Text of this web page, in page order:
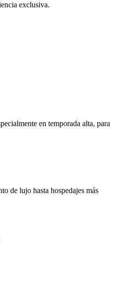
exclusiva.
en temporada alta, para
de lujo hasta hospedajes más